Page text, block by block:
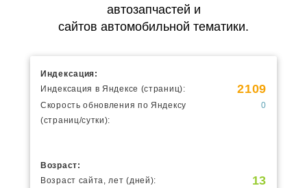
автозапчастей и
сайтов автомобильной тематики.
Индексация:
Индексация в Яндексе (страниц):
2109
Скорость обновления по Яндексу
(страниц/сутки):
0
Возраст:
Возраст сайта, лет (дней):
13